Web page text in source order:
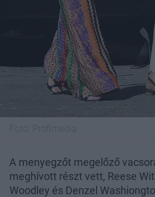
A menyegzőt megelőző
meghívott részt vett, Reese
Woodley és Denzel